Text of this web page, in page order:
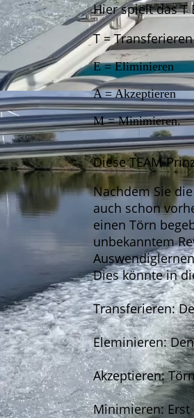
Hier spielt das T
T = Transferieren
E = Eliminieren
A = Akzeptieren
M = Minimieren.
Diese TEAM-
Nachdem Sie
auch schon
einen Törn
unbekanntem
Dies könnte in
Transferieren:
Eleminieren:
Akzeptieren:
Minimieren: Erst